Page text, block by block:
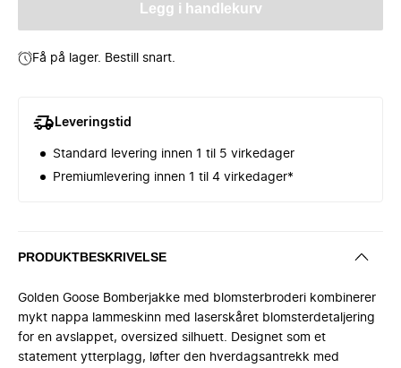
Legg i handlekurv
Få på lager. Bestill snart.
Leveringstid
Standard levering innen 1 til 5 virkedager
Premiumlevering innen 1 til 4 virkedager*
PRODUKTBESKRIVELSE
Golden Goose Bomberjakke med blomsterbroderi kombinerer
mykt nappa lammeskinn med laserskåret blomsterdetaljering
for en avslappet, oversized silhuett. Designet som et
statement ytterplagg, løfter den hverdagsantrekk med